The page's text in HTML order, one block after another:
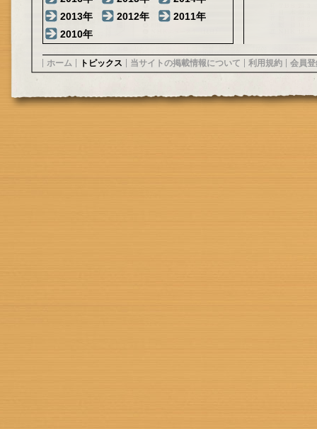
2013年
2012年
2011年
2010年
ホーム トピックス 当サイトの掲載情報について 利用規約 会員